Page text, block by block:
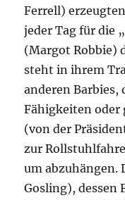
Ferrell)
jeder Tag für die
(Margot Robbie)
steht in ihrem
anderen Barbies,
Fähigkeiten oder
(von der
zur
um abzuhängen.
Gosling), dessen